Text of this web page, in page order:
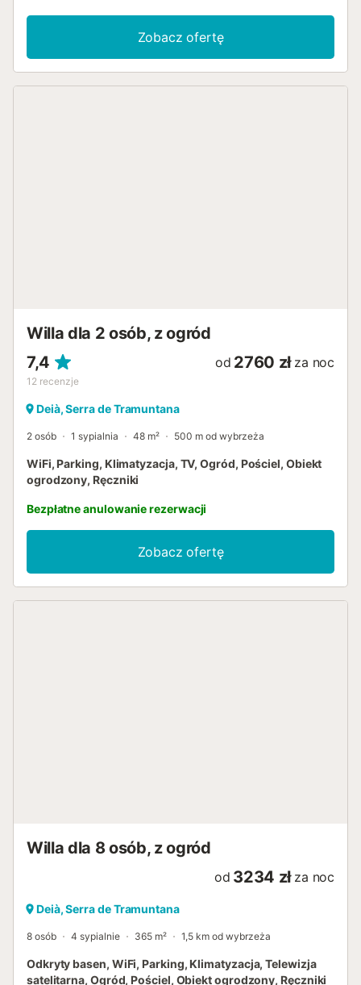
Zobacz ofertę
Willa dla 2 osób, z ogród
7,4
12 recenzje
od 2760 zł za noc
Deià, Serra de Tramuntana
2 osób 1 sypialnia 48 m² 500 m od wybrzeża
WiFi, Parking, Klimatyzacja, TV, Ogród, Pościel, Obiekt
ogrodzony, Ręczniki
Bezpłatne anulowanie rezerwacji
Zobacz ofertę
Willa dla 8 osób, z ogród
od 3234 zł za noc
Deià, Serra de Tramuntana
8 osób 4 sypialnie 365 m² 1,5 km od wybrzeża
Odkryty basen, WiFi, Parking, Klimatyzacja, Telewizja
satelitarna, Ogród, Pościel, Obiekt ogrodzony, Ręczniki